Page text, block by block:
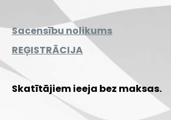
Sacensību nolikums
REĢISTRĀCIJA
Skatītājiem ieeja bez maksas.